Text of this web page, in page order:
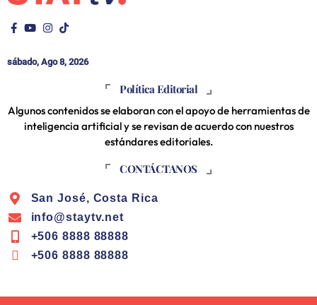
sábado, Ago 8, 2026
Política Editorial
Algunos contenidos se elaboran con el apoyo de herramientas de
inteligencia artificial y se revisan de acuerdo con nuestros
estándares editoriales.
CONTÁCTANOS
San José, Costa Rica
info@staytv.net
+506 8888 88888
+506 8888 88888